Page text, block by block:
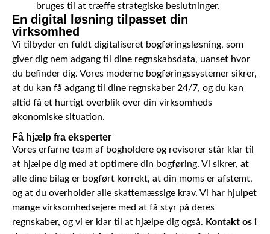
bruges til at træffe strategiske beslutninger.
En digital løsning tilpasset din
virksomhed
Vi tilbyder en fuldt digitaliseret bogføringsløsning, som
giver dig nem adgang til dine regnskabsdata, uanset hvor
du befinder dig. Vores moderne bogføringssystemer sikrer,
at du kan få adgang til dine regnskaber 24/7, og du kan
altid få et hurtigt overblik over din virksomheds
økonomiske situation.
Få hjælp fra eksperter
Vores erfarne team af bogholdere og revisorer står klar til
at hjælpe dig med at optimere din bogføring. Vi sikrer, at
alle dine bilag er bogført korrekt, at din moms er afstemt,
og at du overholder alle skattemæssige krav. Vi har hjulpet
mange virksomhedsejere med at få styr på deres
regnskaber, og vi er klar til at hjælpe dig også. Kontakt os i